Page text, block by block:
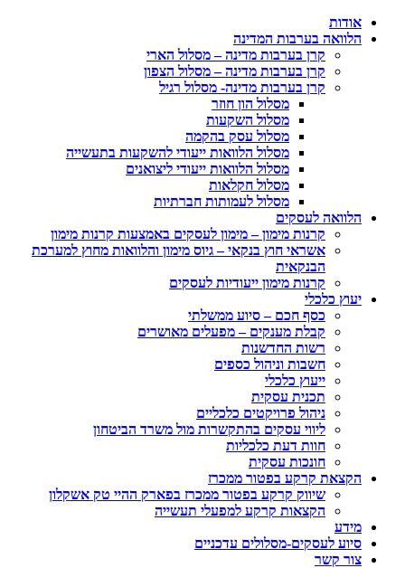
אודות
הלוואה בערבות המדינה
קרן בערבות מדינה – מסלול הארי
קרן בערבות מדינה – מסלול הצפון
קרן בערבות מדינה- מסלול רגיל
מסלול הון חוזר
מסלול השקעות
מסלול עסק בהקמה
מסלול הלוואות ייעודי להשקעות בתעשייה
מסלול הלוואות ייעודי ליצואנים
מסלול חקלאות
מסלול לעמותות חברתיות
הלוואה לעסקים
קרנות מימון – מימון לעסקים באמצעות קרנות מימון
אשראי חוץ בנקאי – גיוס מימון והלוואות מחוץ למערכת
הבנקאית
קרנות מימון ייעודיות לעסקים
יעוץ כלכלי
כסף חכם – סיוע ממשלתי
קבלת מענקים – מפעלים מאושרים
רשות החדשנות
חשבות וניהול כספים
ייעוץ כלכלי
תכנית עסקית
ניהול פרויקטים כלכליים
ליווי עסקים בהתקשרות מול משרד הביטחון
חוות דעת כלכליות
חונכות עסקית
הקצאת קרקע בפטור ממכרז
שיווק קרקע בפטור ממכרז בפארק ההיי טק אשקלון
הקצאות קרקע למפעלי תעשייה
מידע
סיוע לעסקים-מסלולים עדכניים
צור קשר